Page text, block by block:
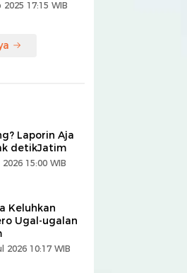
17:15 WIB
Laporin Aja
detikJatim
15:00 WIB
Keluhkan
Ugal-ugalan
2026 10:17 WIB